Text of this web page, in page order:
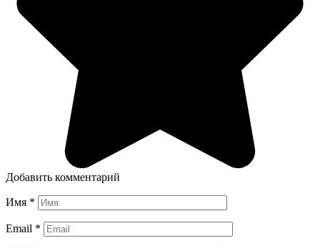
Добавить комментарий
Имя *
Email *